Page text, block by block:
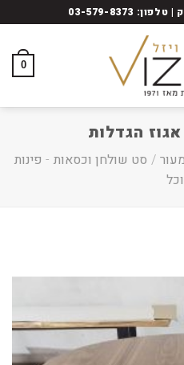
0
הגדלות
/ סט שולחן וכסאות - פינות